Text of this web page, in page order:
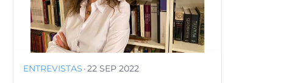
ENTREVISTAS ·22 SEP 2022